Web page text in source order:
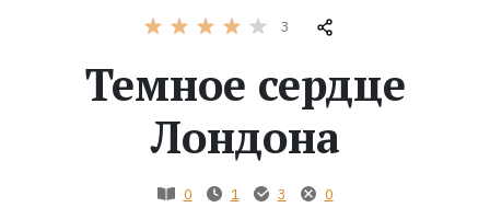
3
Темное сердце
Лондона
0 1 3 0